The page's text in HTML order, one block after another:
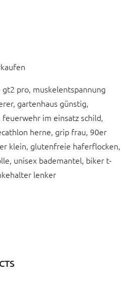
pro, muskelentspannung
gartenhaus günstig,
im einsatz schild,
herne, grip frau, 90er
klein, glutenfreie haferflocken,
unisex bademantel, biker t-
lenker